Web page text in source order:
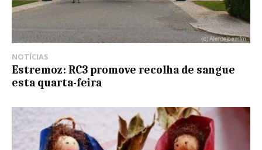
NOTÍCIAS
Estremoz: RC3 promove recolha de sangue
esta quarta-feira